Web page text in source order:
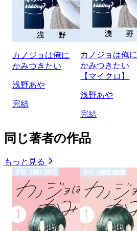
カノジョは俺に
かみつきたい
浅野あや
完結
カノジョは俺に
かみつきたい
【マイクロ】
浅野あや
完結
同じ著者の作品
もっと見る